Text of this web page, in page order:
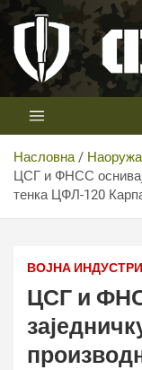
Скип
цонтент
Први војни канал у
Насловна
ЦСГ и ФНСС
тенка ЦФЛ-120
ВОЈНА
ЦСГ и